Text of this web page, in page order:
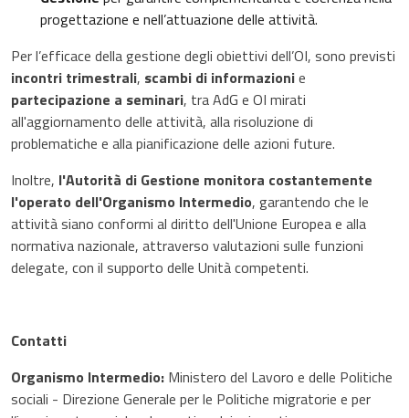
progettazione e nell’attuazione delle attività.
Per l’efficace della gestione degli obiettivi dell’OI, sono previsti
incontri trimestrali, scambi di informazionie
partecipazione a seminari, tra AdG e OI mirati
all'aggiornamento delle attività, alla risoluzione di
problematiche e alla pianificazione delle azioni future.
Inoltre, l'Autorità di Gestione monitora costantemente
l'operato dell'Organismo Intermedio, garantendo che le
attività siano conformi al diritto dell'Unione Europea e alla
normativa nazionale, attraverso valutazioni sulle funzioni
delegate, con il supporto delle Unità competenti.
Contatti
Organismo Intermedio: Ministero del Lavoro e delle Politiche
sociali - Direzione Generale per le Politiche migratorie e per